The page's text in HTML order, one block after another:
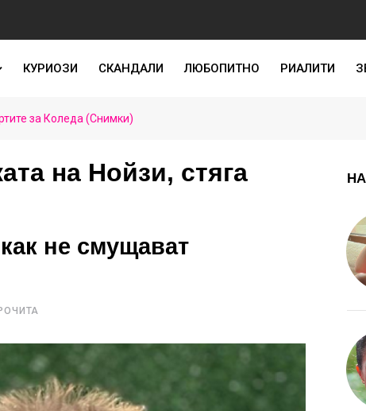
КУРИОЗИ СКАНДАЛИ ЛЮБОПИТНО РИАЛИТИ
за Коледа (Снимки)
на Нойзи, стяга
не смущават